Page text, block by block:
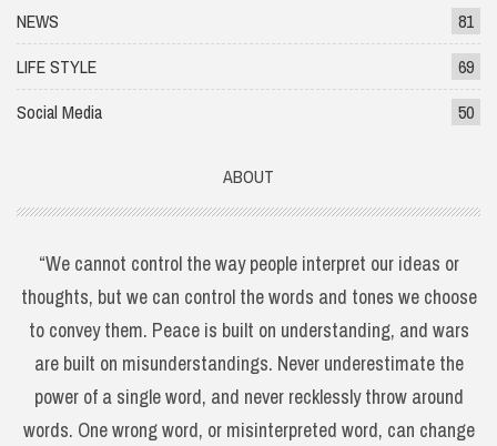
NEWS
81
LIFE STYLE
69
Social Media
50
ABOUT
“We cannot control the way people interpret our ideas or
thoughts, but we can control the words and tones we choose
to convey them. Peace is built on understanding, and wars
are built on misunderstandings. Never underestimate the
power of a single word, and never recklessly throw around
words. One wrong word, or misinterpreted word, can change